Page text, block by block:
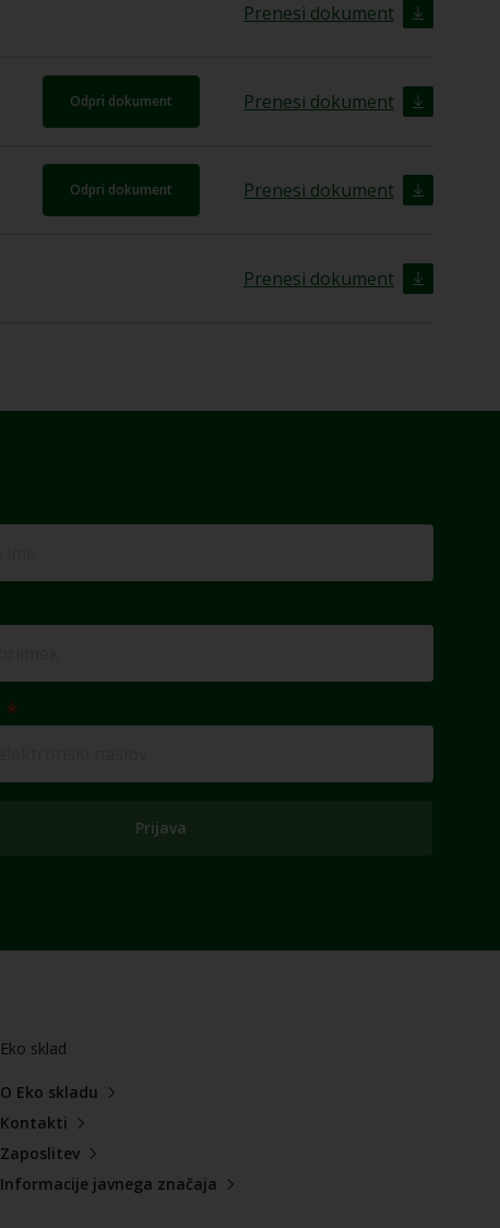
Prenesi dokument
Odpri dokument Prenesi dokument
Odpri dokument Prenesi dokument
Prenesi dokument
Prijava
Eko sklad
O Eko skladu
Kontakti
Zaposlitev
Informacije javnega značaja